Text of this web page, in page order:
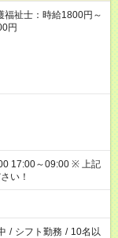
福祉士：時給1800円～
円
～09:00 ※ 上記
い！
/ シフト勤務 / 10名以